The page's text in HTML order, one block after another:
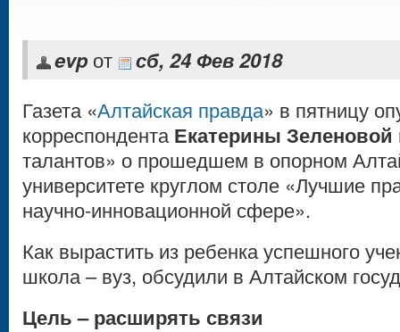
evp от сб, 24 Фев 2018
Газета «Алтайская правда» в пятницу
корреспондентаЕкатерины Зеленовой
талантов» о прошедшем в опорном
университете круглом столе «Лучшие
научно-инновационной сфере».
Как вырастить из ребенка успешного
школа – вуз, обсудили в Алтайском
Цель – расширять связи